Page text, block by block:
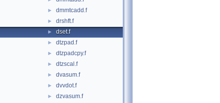
► dmmtcadd.f
► drshft.f
► dset.f
► dtzpad.f
► dtzpadcpy.f
► dtzscal.f
► dvasum.f
► dvvdot.f
► dzvasum.f